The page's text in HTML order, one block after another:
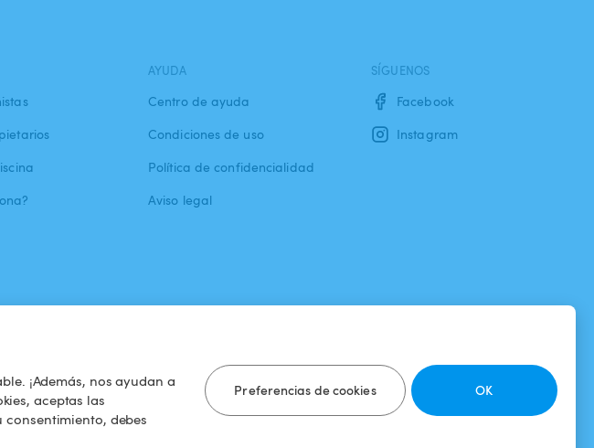
¡Además, nos ayudan a
aceptas las
debes
Preferencias de cookies OK
AYUDA
Centro de ayuda
Condiciones de uso
Política de confidencialidad
Aviso legal
SÍGUENOS
Facebook
Instagram